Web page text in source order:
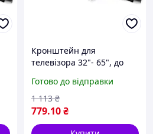
Кронштейн для
телевізора 32"- 65", до
BR4565A / Кріплення для
телевізора на стіну
Готово до відправки
779.10₴
1 113 ₴